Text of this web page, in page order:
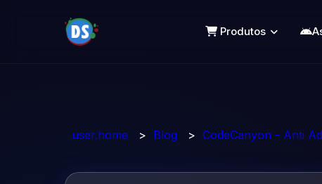
Produtos
user.home > Blog > CodeCanyon - Anti